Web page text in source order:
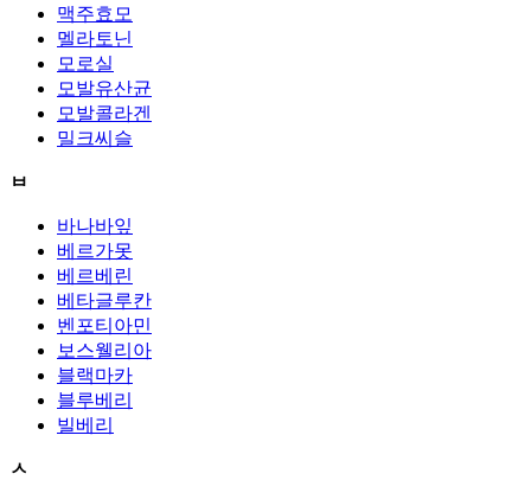
맥주효모
멜라토닌
모로실
모발유산균
모발콜라겐
밀크씨슬
ㅂ
바나바잎
베르가못
베르베린
베타글루칸
벤포티아민
보스웰리아
블랙마카
블루베리
빌베리
ㅅ